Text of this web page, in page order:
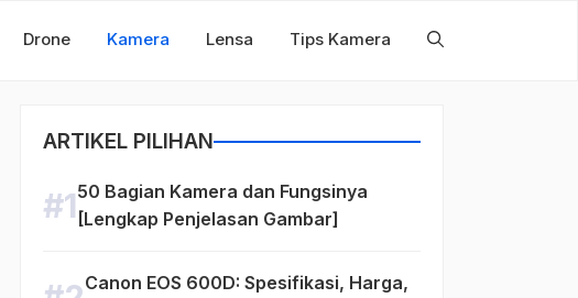
Drone Kamera Lensa Tips Kamera
ARTIKEL PILIHAN
50 Bagian Kamera dan Fungsinya
[Lengkap Penjelasan Gambar]
Canon EOS 600D: Spesifikasi, Harga,